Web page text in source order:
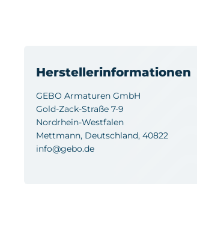
Herstellerinformationen
GEBO Armaturen GmbH
Gold-Zack-Straße 7-9
Nordrhein-Westfalen
Mettmann, Deutschland, 40822
info@gebo.de